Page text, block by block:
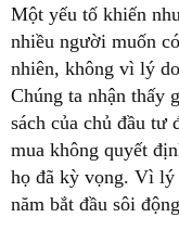
Một yếu tố khiến
nhiều người muốn
nhiên, không vì lý
Chúng ta nhận thấy
sách của chủ đầu
mua không quyết
họ đã kỳ vọng. Vì lý
năm bắt đầu sôi